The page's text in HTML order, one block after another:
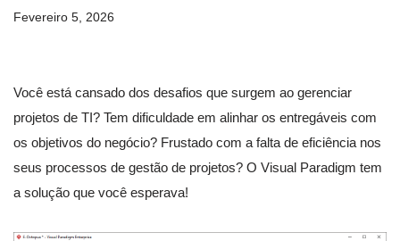
Fevereiro 5, 2026
Você está cansado dos desafios que surgem ao gerenciar
projetos de TI? Tem dificuldade em alinhar os entregáveis com
os objetivos do negócio? Frustado com a falta de eficiência nos
seus processos de gestão de projetos? O Visual Paradigm tem
a solução que você esperava!